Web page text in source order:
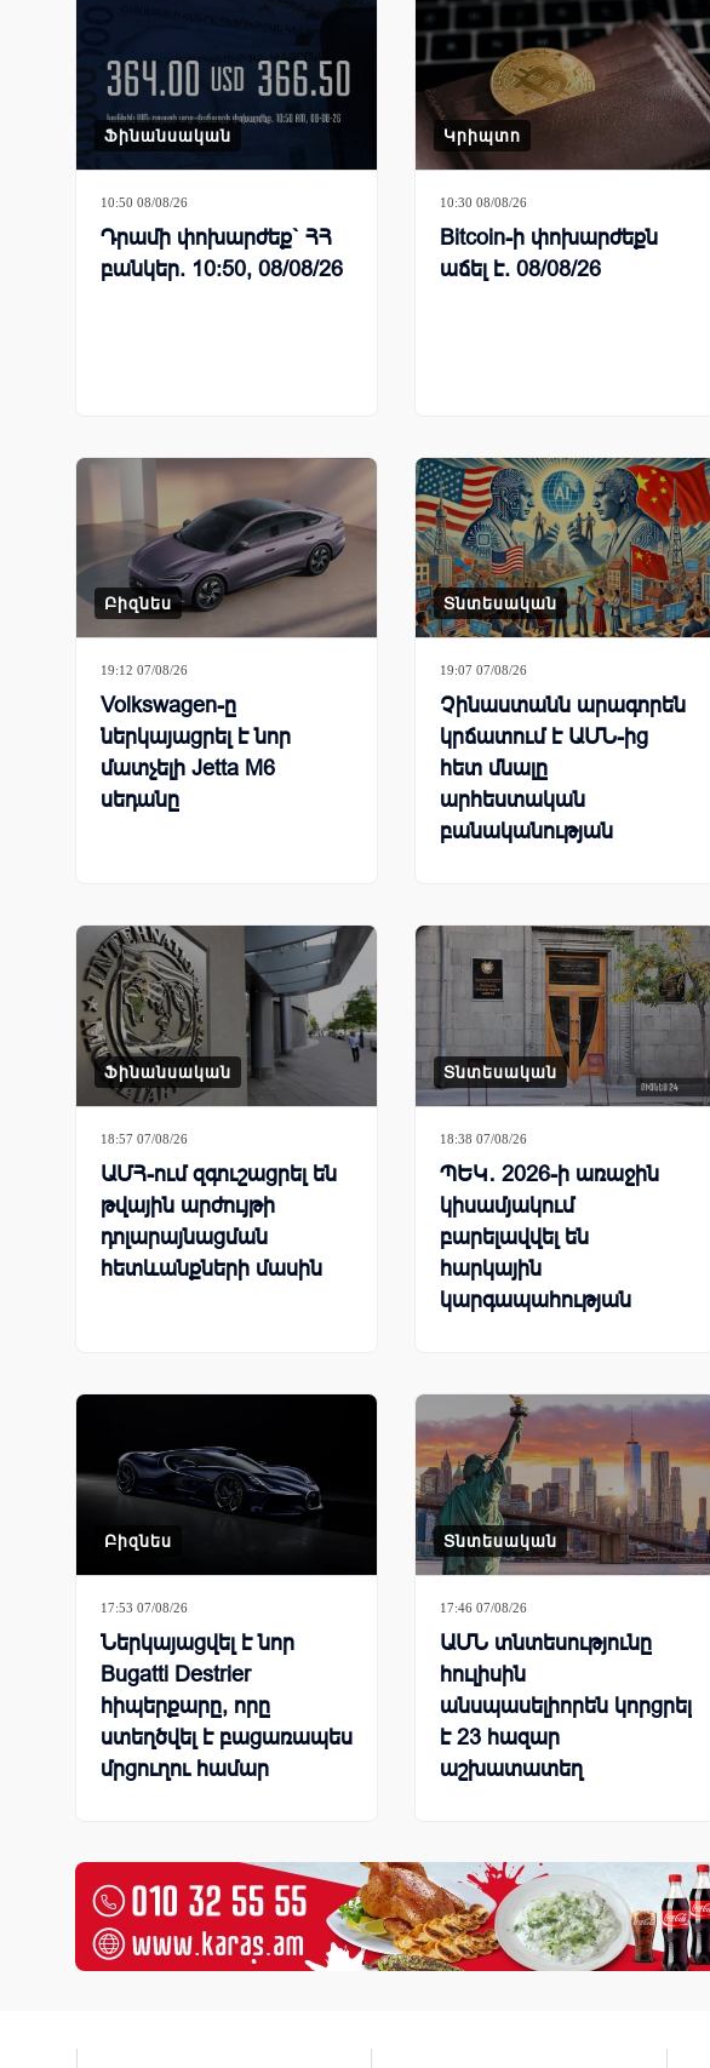
Ֆինանսական
10:50 08/08/26
Դրամի փոխարժեք` ՀՀ
բանկեր. 10:50, 08/08/26
Կրիպտո
10:30 08/08/26
Bitcoin-ի փոխարժեքն
աճել է. 08/08/26
Բիզնես
19:12 07/08/26
Volkswagen-ը
ներկայացրել է նոր
մատչելի Jetta M6
սեդանը
Տնտեսական
19:07 07/08/26
Չինաստանն արագորեն
կրճատում է ԱՄՆ-ից
հետ մնալը
արհեստական
բանականության
Ֆինանսական
18:57 07/08/26
ԱՄՀ-ում զգուշացրել են
թվային արժույթի
դոլարայնացման
հետևանքների մասին
Տնտեսական
18:38 07/08/26
ՊԵԿ․ 2026-ի առաջին
կիսամյակում
բարելավվել են
հարկային
կարգապահության
Բիզնես
17:53 07/08/26
Ներկայացվել է նոր
Bugatti Destrier
հիպերքարը, որը
ստեղծվել է բացառապես
մրցուղու համար
Տնտեսական
17:46 07/08/26
ԱՄՆ տնտեսությունը
հուլիսին
անսպասելիորեն կորցրել
է 23 հազար
աշխատատեղ